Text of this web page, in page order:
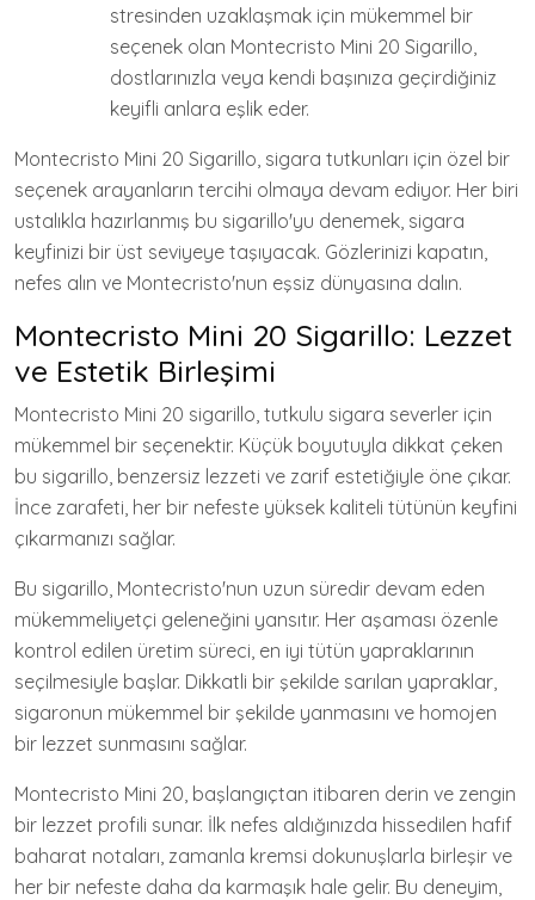
stresinden uzaklaşmak için mükemmel bir
seçenek olan Montecristo Mini 20 Sigarillo,
dostlarınızla veya kendi başınıza geçirdiğiniz
keyifli anlara eşlik eder.
Montecristo Mini 20 Sigarillo, sigara tutkunları için özel bir
seçenek arayanların tercihi olmaya devam ediyor. Her biri
ustalıkla hazırlanmış bu sigarillo'yu denemek, sigara
keyfinizi bir üst seviyeye taşıyacak. Gözlerinizi kapatın,
nefes alın ve Montecristo'nun eşsiz dünyasına dalın.
Montecristo Mini 20 Sigarillo: Lezzet
ve Estetik Birleşimi
Montecristo Mini 20 sigarillo, tutkulu sigara severler için
mükemmel bir seçenektir. Küçük boyutuyla dikkat çeken
bu sigarillo, benzersiz lezzeti ve zarif estetiğiyle öne çıkar.
İnce zarafeti, her bir nefeste yüksek kaliteli tütünün keyfini
çıkarmanızı sağlar.
Bu sigarillo, Montecristo'nun uzun süredir devam eden
mükemmeliyetçi geleneğini yansıtır. Her aşaması özenle
kontrol edilen üretim süreci, en iyi tütün yapraklarının
seçilmesiyle başlar. Dikkatli bir şekilde sarılan yapraklar,
sigaronun mükemmel bir şekilde yanmasını ve homojen
bir lezzet sunmasını sağlar.
Montecristo Mini 20, başlangıçtan itibaren derin ve zengin
bir lezzet profili sunar. İlk nefes aldığınızda hissedilen hafif
baharat notaları, zamanla kremsi dokunuşlarla birleşir ve
her bir nefeste daha da karmaşık hale gelir. Bu deneyim,